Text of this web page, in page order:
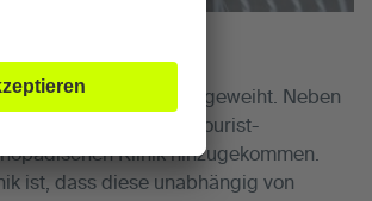
den Lahn-Camino eingeweiht. Neben
an der Tourist-
Klinik hinzugekommen.
ist, dass diese unabhängig von